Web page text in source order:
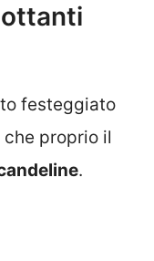
festeggiato
proprio il
.